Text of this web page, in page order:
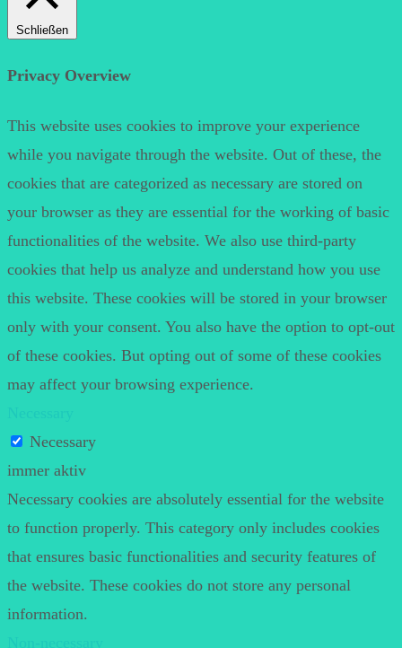
Schließen
Privacy Overview
This website uses cookies to improve your experience
while you navigate through the website. Out of these, the
cookies that are categorized as necessary are stored on
your browser as they are essential for the working of basic
functionalities of the website. We also use third-party
cookies that help us analyze and understand how you use
this website. These cookies will be stored in your browser
only with your consent. You also have the option to opt-out
of these cookies. But opting out of some of these cookies
may affect your browsing experience.
Necessary
immer aktiv
Necessary cookies are absolutely essential for the website
to function properly. This category only includes cookies
that ensures basic functionalities and security features of
the website. These cookies do not store any personal
information.